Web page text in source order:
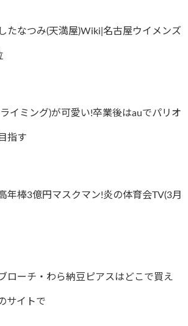
たなつみ(天満屋)Wiki|名古屋ウイメンズ
イミング)が可愛い!卒業後はauでパリオ
指す
年棒3億円マスクマン!炎の体育会TV(3月
ローチ・わら納豆ピアスはどこで買え
サイトで